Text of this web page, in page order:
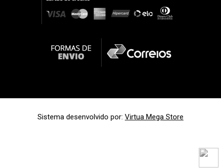
Sistema desenvolvido por: Virtua Mega Store